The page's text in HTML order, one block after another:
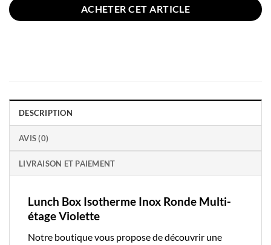
ACHETER CET ARTICLE
DESCRIPTION
AVIS (0)
LIVRAISON ET PAIEMENT
Lunch Box Isotherme Inox Ronde Multi-
étage Violette
Notre boutique vous propose de découvrir une